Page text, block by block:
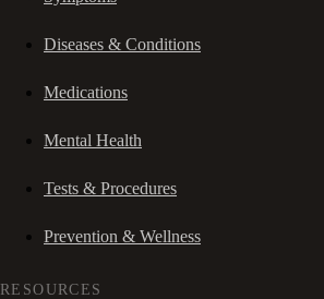
Diseases & Conditions
Medications
Mental Health
Tests & Procedures
Prevention & Wellness
RESOURCES